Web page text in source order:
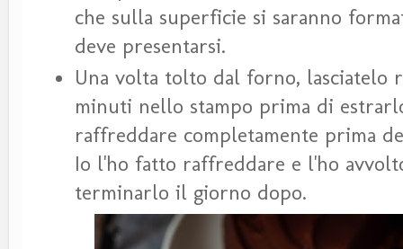
che sulla superficie si saranno
deve presentarsi.
Una volta tolto dal forno, lasciatelo
minuti nello stampo prima di
raffreddare completamente prima
Io l'ho fatto raffreddare e l'ho
terminarlo il giorno dopo.